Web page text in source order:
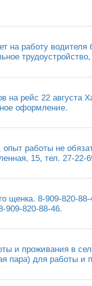
на работу водителя
рейс 22 августа
оформление.
работы не
15, тел. 27-22-
щенка. 8-909-820-
909-820-88-46.
и проживания в
пара) для работы и